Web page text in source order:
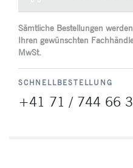
Sämtliche Bestellungen
Ihren gewünschten
MwSt.
SCHNELLBESTELLUNG
+41 71 / 744 66